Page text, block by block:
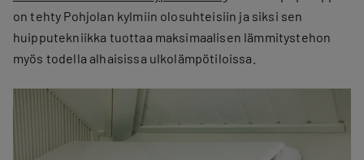
on tehty Pohjolan kylmiin olosuhteisiin ja siksi sen
huipputekniikka tuottaa maksimaalisen lämmitystehon
myös todella alhaisissa ulkolämpötiloissa.